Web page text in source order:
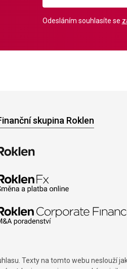
Odesláním souhlasíte se
skupina Roklen
Texty na tomto webu neslouží